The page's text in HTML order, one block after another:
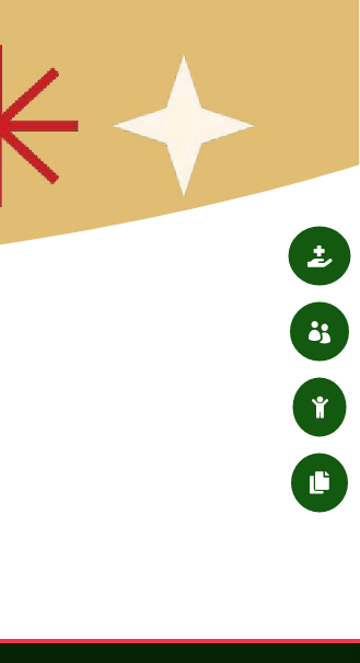



